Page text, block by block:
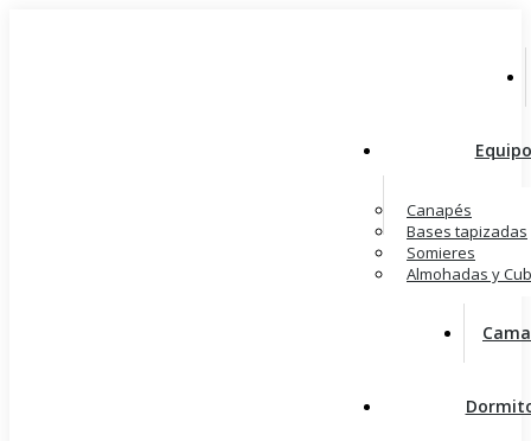
Canapés
Bases tapizadas
Somieres
Almohadas y